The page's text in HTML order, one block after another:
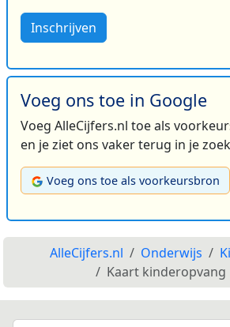
Inschrijven
Voeg ons toe in Google
Voeg AlleCijfers.nl toe als
en je ziet ons vaker terug in je
Voeg ons toe als voorkeursbron
AlleCijfers.nl Onderwijs
Kaart kinderopvang